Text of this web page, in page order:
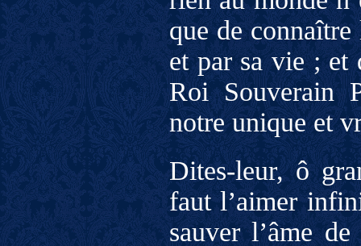
que de
et par sa vie ; et
Roi Souverain
notre unique et
Dites-leur, ô
faut l’aimer
sauver l’âme